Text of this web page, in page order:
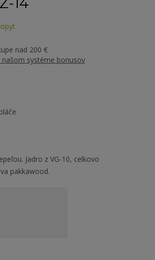
nad 200 €
systéme bonusov
Jadro z VG-10, celkovo
pakkawood.